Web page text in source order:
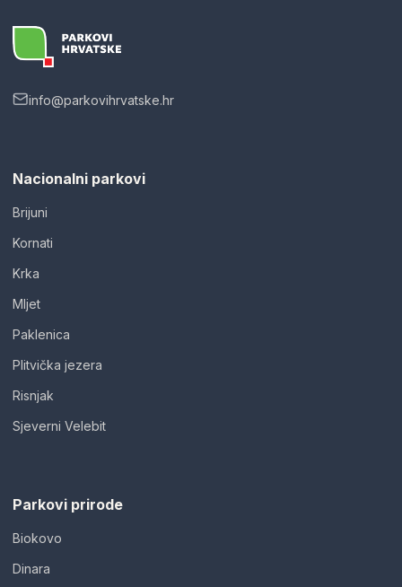
info@parkovihrvatske.hr
Nacionalni parkovi
Brijuni
Kornati
Krka
Mljet
Paklenica
Plitvička jezera
Risnjak
Sjeverni Velebit
Parkovi prirode
Biokovo
Dinara